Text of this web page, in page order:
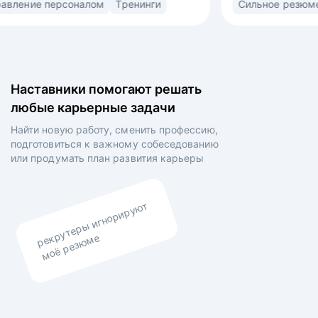
•
итогам
(market/product fit) в найме. Знаю ожидания
Выравниваю ваши личные цели и планы
работодателя.
Управление персоналом
Тренинги
Наставники помогают решать
любые карьерные задачи
Найти новую работу, сменить профессию,
подготовиться к важному собеседованию
или продумать план развития карьеры
рекрутеры игнорируют
моё резюме